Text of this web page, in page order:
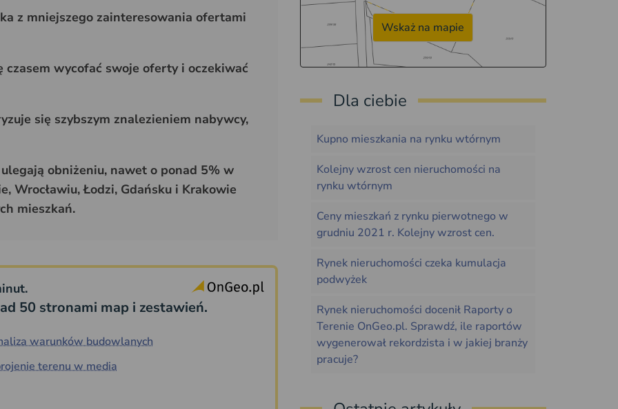
z mniejszego zainteresowania ofertami
czasem wycofać swoje oferty i oczekiwać
się szybszym znalezieniem nabywcy,
obniżeniu, nawet o ponad 5% w
Wrocławiu, Łodzi, Gdańsku i Krakowie
mieszkań.
50 stronami map i zestawień.
warunków budowlanych
terenu w media
Wskaż na mapie
Dla ciebie
Kupno mieszkania na rynku wtórnym
Kolejny wzrost cen nieruchomości na
rynku wtórnym
Ceny mieszkań z rynku pierwotnego w
grudniu 2021 r. Kolejny wzrost cen.
Rynek nieruchomości czeka kumulacja
podwyżek
Rynek nieruchomości docenił Raporty o
Terenie OnGeo.pl. Sprawdź, ile raportów
wygenerował rekordzista i w jakiej branży
pracuje?